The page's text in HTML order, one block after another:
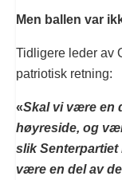
Men ballen var
Tidligere leder av
patriotisk retning:
«Skal vi være en
høyreside, og
slik Senterpartiet
være en del av